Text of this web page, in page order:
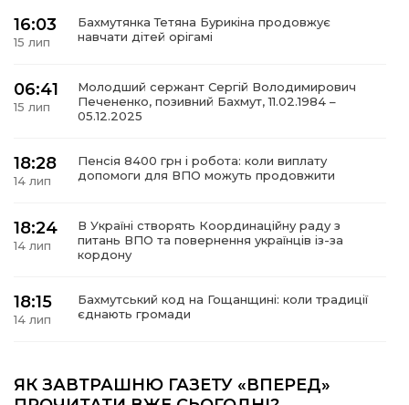
політика
місія
16:03
15 лип
Бахмутянка Тетяна Бурикіна продовжує
навчати дітей орігамі
06:41
15 лип
Молодший сержант Сергій Володимирович
Печененко, позивний Бахмут, 11.02.1984 –
05.12.2025
18:28
14 лип
Пенсія 8400 грн і робота: коли виплату
допомоги для ВПО можуть продовжити
18:24
14 лип
В Україні створять Координаційну раду з
питань ВПО та повернення українців із-за
кордону
18:15
14 лип
Бахмутський код на Гощанщині: коли традиції
єднають громади
10 лип
ЯК ЗАВТРАШНЮ ГАЗЕТУ «ВПЕРЕД»